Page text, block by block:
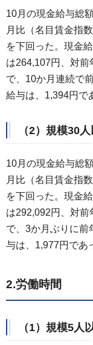
10月の現金給与総
月比（名目賃金指
を下回った。現金
は264,107円、対
で、10か月連続で
給与は、1,394円で
（2）規模30
10月の現金給与総
月比（名目賃金指
を下回った。現金
は292,092円、対
で、3か月ぶりに前
与は、1,977円であ
2.労働時間
（1）規模5人